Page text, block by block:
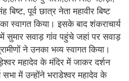
पूर्व छात्र नेता महावीर बिष्ट
स्वागत किया। इसके बाद शंकराचार्य
सुमार सवाड़ गांव पहुंचे जहां पर सवाड़
ने उनका भव्य स्वागत किया।
महादेव के मंदिर में जाकर दर्शन
में उन्होंने भराडेश्वर महादेव के